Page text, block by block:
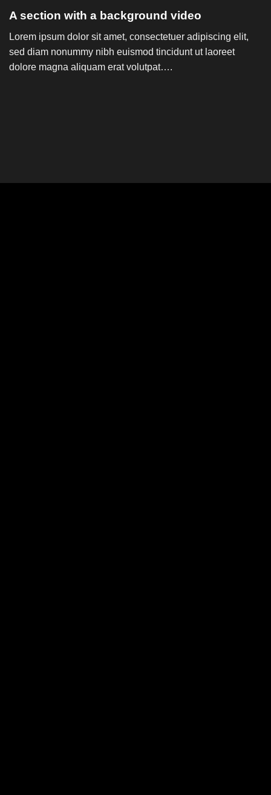
A section with a background video
Lorem ipsum dolor sit amet, consectetuer adipiscing elit,
sed diam nonummy nibh euismod tincidunt ut laoreet
dolore magna aliquam erat volutpat….